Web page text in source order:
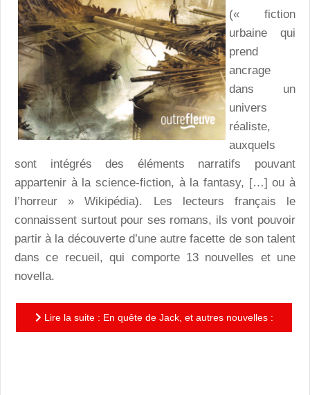
(« fiction
urbaine qui
prend
ancrage
dans un
univers
réaliste,
auxquels
sont intégrés des éléments narratifs pouvant
appartenir à la science-fiction, à la fantasy, […] ou à
l’horreur » Wikipédia). Les lecteurs français le
connaissent surtout pour ses romans, ils vont pouvoir
partir à la découverte d’une autre facette de son talent
dans ce recueil, qui comporte 13 nouvelles et une
novella.
Lire la suite : En quête de Jack, et autres nouvelles :